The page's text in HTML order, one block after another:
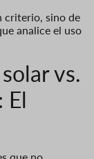
criterio, sino de
analice el uso
vs.
El